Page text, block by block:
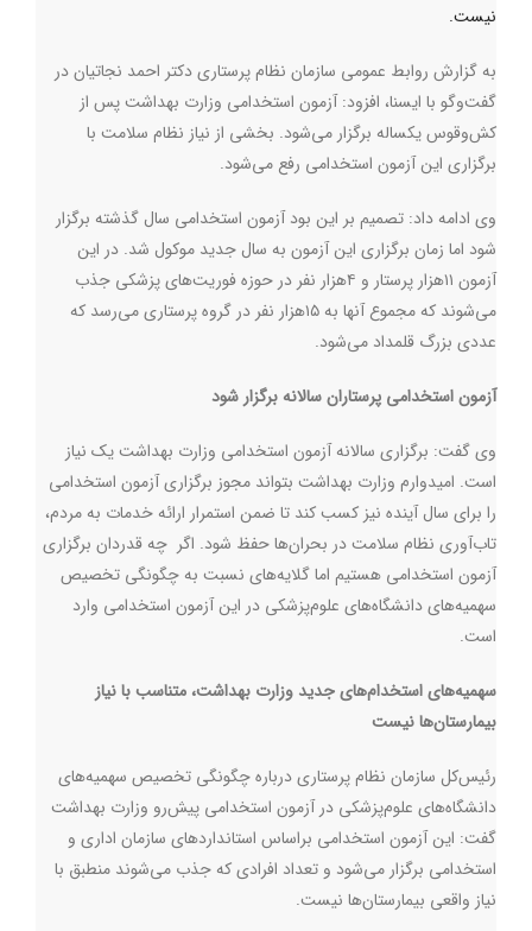
نیست.
به گزارش روابط عمومی سازمان نظام پرستاری دکتر احمد نجاتیان در
گفت‌وگو با ایسنا، افزود: آزمون استخدامی وزارت بهداشت پس از
کش‌وقوس یکساله برگزار می‌شود. بخشی از نیاز نظام سلامت با
برگزاری این آزمون استخدامی رفع می‌شود.
وی ادامه داد: تصمیم بر این بود آزمون استخدامی سال گذشته برگزار
شود اما زمان برگزاری این آزمون به سال جدید موکول شد. در این
آزمون ۱۱هزار پرستار و ۴هزار نفر در حوزه فوریت‌های پزشکی جذب
می‌شوند که مجموع آنها به ۱۵هزار نفر در گروه پرستاری می‌رسد که
عددی بزرگ قلمداد می‌شود.
آزمون استخدامی پرستاران سالانه برگزار شود
وی گفت: برگزاری سالانه آزمون استخدامی وزارت بهداشت یک نیاز
است. امیدوارم وزارت بهداشت بتواند مجوز برگزاری آزمون استخدامی
را برای سال آینده نیز کسب کند تا ضمن استمرار ارائه خدمات به مردم،
تاب‌آوری نظام سلامت در بحران‌ها حفظ شود. اگر چه قدردان برگزاری
آزمون استخدامی هستیم اما گلایه‌های نسبت به چگونگی تخصیص
سهمیه‌های دانشگاه‌های علوم‌پزشکی در این آزمون استخدامی وارد
است.
سهمیه‌های استخدام‌های جدید وزارت بهداشت، متناسب با نیاز
بیمارستان‌ها نیست
رئیس‌کل سازمان نظام پرستاری درباره چگونگی تخصیص سهمیه‌های
دانشگاه‌های علوم‌پزشکی در آزمون استخدامی پیش‌رو وزارت بهداشت
گفت: این آزمون استخدامی براساس استانداردهای سازمان اداری و
استخدامی برگزار می‌شود و تعداد افرادی که جذب می‌شوند منطبق با
نیاز واقعی بیمارستان‌ها نیست.